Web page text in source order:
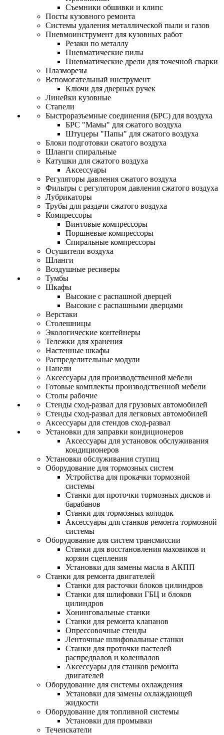
Съемники обшивки и клипс
Посты кузовного ремонта
Системы удаления металлической пыли и газов
Пневмоинструмент для кузовных работ
Резаки по металлу
Пневматические пилы
Пневматические дрели для точечной сварки
Плазморезы
Вспомогательный инструмент
Ключи для дверных ручек
Линейки кузовные
Стапели
Быстроразъемные соединения (БРС) для воздуха
БРС "Мамы" для сжатого воздуха
Штуцеры "Папы" для сжатого воздуха
Блоки подготовки сжатого воздуха
Шланги спиральные
Катушки для сжатого воздуха
Аксессуары
Регуляторы давления сжатого воздуха
Фильтры с регулятором давления сжатого воздуха
Лубрикаторы
Трубы для раздачи сжатого воздуха
Компрессоры
Винтовые компрессоры
Поршневые компрессоры
Спиральные компрессоры
Осушители воздуха
Шланги
Воздушные ресиверы
Тумбы
Шкафы
Высокие с распашной дверцей
Высокие с распашными дверцами
Верстаки
Столешницы
Экологические контейнеры
Тележки для хранения
Настенные шкафы
Распределительные модули
Панели
Аксессуары для производственной мебели
Готовые комплекты производственной мебели
Столы рабочие
Стенды сход-развал для грузовых автомобилей
Стенды сход-развал для легковых автомобилей
Аксессуары для стендов сход-развал
Установки для заправки кондиционеров
Аксессуары для установок обслуживания
кондиционеров
Установки обслуживания ступиц
Оборудование для тормозных систем
Устройства для прокачки тормозной
системы
Станки для проточки тормозных дисков и
барабанов
Станки для тормозных колодок
Аксессуары для станков ремонта тормозной
системы
Оборудование для систем трансмиссии
Станки для восстановления маховиков и
корзин сцепления
Установки для замены масла в АКПП
Станки для ремонта двигателей
Станки для расточки блоков цилиндров
Станки для шлифовки ГБЦ и блоков
цилиндров
Хонинговальные станки
Станки для ремонта клапанов
Опрессовочные стенды
Ленточные шлифовальные станки
Станки для проточки пастелей
распредвалов и коленвалов
Аксессуары для станков ремонта
двигателей
Оборудование для системы охлаждения
Установки для замены охлаждающей
жидкости
Оборудование для топливной системы
Установки для промывки
Течеискатели